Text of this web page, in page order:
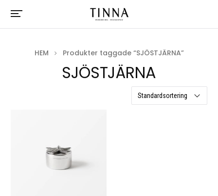
HEM Produkter taggade “SJÖSTJÄRNA”
SJÖSTJÄRNA